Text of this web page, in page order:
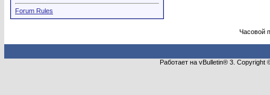
Forum Rules
Часовой
Работает на vBulletin® 3.